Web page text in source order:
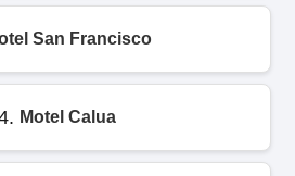
San Francisco
Motel Calua